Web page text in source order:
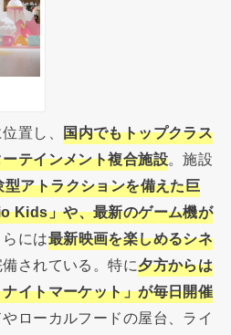
置し、国内でもトップクラス
テインメント複合施設。施設
アトラクションを備えた巨
Kids」や、最新のゲーム機が
らには最新映画を楽しめるシネ
備されている。特に夕方からは
イトマーケット」が毎日開催
ローカルフードの屋台、ライ